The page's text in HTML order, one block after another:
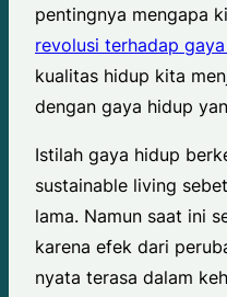
pentingnya mengapa
revolusi terhadap
kualitas hidup kita
dengan gaya hidup
Istilah gaya hidup
sustainable living
lama. Namun saat ini
karena efek dari
nyata terasa dalam